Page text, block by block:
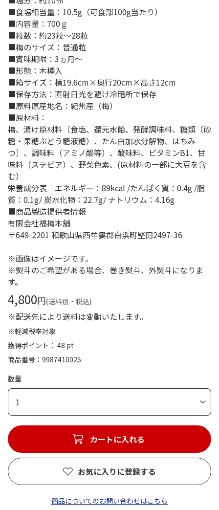
■食塩相当量：10.5g（可食部100g当たり）
■内容量：700ｇ
■粒数：約23粒～28粒
■梅のサイズ：普通粒
■賞味期限：3ヵ月～
■形態：木樽入
■箱サイズ：横19.6cm×奥行20cm×高さ12cm
■保存方法：直射日光を避け冷暗所で保存
■原料原産地名：紀州産（梅）
■原材料：
梅、漬け原材料〔食塩、還元水飴、発酵調味料、糖類（砂
糖・果糖ぶどう糖液糖）、たん白加水分解物、はちみ
つ〕、調味料（アミノ酸等）、酸味料、ビタミンB1、甘
味料（ステビア）、野菜色素、(原材料の一部に大豆を含
む）
栄養成分表 エネルギー：89kcal /たんぱく質：0.4g /脂
質：0.1g/ 炭水化物：22.7g/ ナトリウム：4.16g
■商品製造提供者情報
有限会社福梅本舗
〒649-2201 和歌山県西牟婁郡白浜町堅田2497-36
※画像はイメージです。
※熨斗のご希望がある場合、巻き熨斗、外熨斗になりま
す。
4,800円(送料別・税込)
※配送先により送料は変動いたします。
※軽減税率対象
獲得ポイント： 48 pt
商品番号
9987410025
数量
1
カートに入れる
お気に入りに登録する
商品についてのお問い合わせはこちら